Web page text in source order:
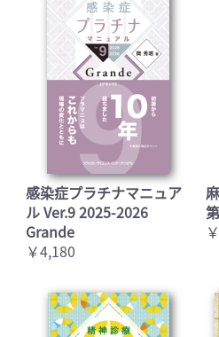
感染症プラチナマニュア
ル Ver.9 2025-2026
Grande
￥4,180